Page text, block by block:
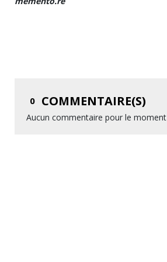
0 COMMENTAIRE(S)
Aucun commentaire pour le moment